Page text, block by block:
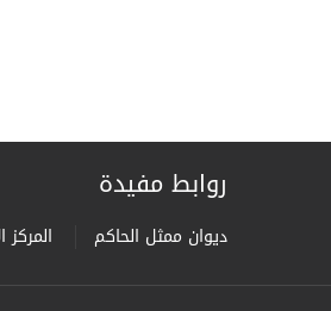
روابط مفيدة
ديوان ممثل الحاكم المركز